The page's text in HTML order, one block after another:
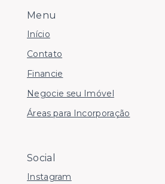
Menu
Início
Contato
Financie
Negocie seu Imóvel
Áreas para Incorporação
Social
Instagram